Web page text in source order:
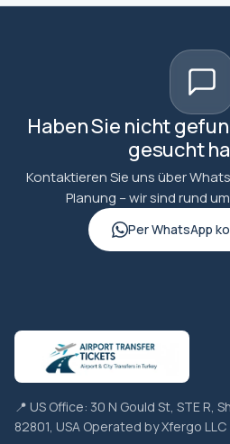
Haben Sie nicht
gesucht
Kontaktieren Sie uns über
Planung – wir sind rund
Per WhatsApp
📍 US Office: 30 N Gould St, STE R,
82801, USA Operated by Xfergo LLC